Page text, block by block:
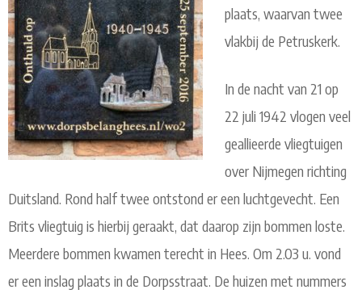
plaats, waarvan twee
vlakbij de Petruskerk.
In de nacht van 21 op
22 juli 1942 vlogen veel
geallieerde vliegtuigen
over Nijmegen richting
Duitsland. Rond half twee ontstond er een luchtgevecht. Een
Brits vliegtuig is hierbij geraakt, dat daarop zijn bommen loste.
Meerdere bommen kwamen terecht in Hees. Om 2.03 u. vond
er een inslag plaats in de Dorpsstraat. De huizen met nummers